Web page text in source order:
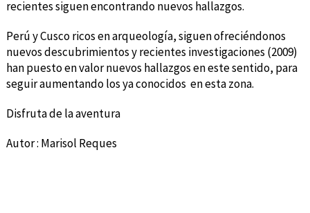
recientes siguen encontrando nuevos hallazgos.
Perú y Cusco ricos en arqueología, siguen ofreciéndonos
nuevos descubrimientos y recientes investigaciones (2009)
han puesto en valor nuevos hallazgos en este sentido, para
seguir aumentando los ya conocidos en esta zona.
Disfruta de la aventura
Autor : Marisol Reques